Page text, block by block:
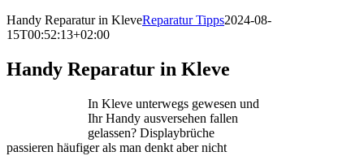
Handy Reparatur in KleveReparatur Tipps2024-08-
15T00:52:13+02:00
Handy Reparatur in Kleve
In Kleve unterwegs gewesen und
Ihr Handy ausversehen fallen
gelassen? Displaybrüche
passieren häufiger als man denkt aber nicht